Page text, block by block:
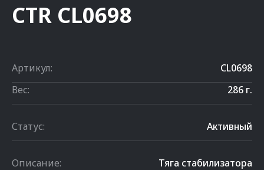
CTR CL0698
Артикул:
CL0698
Вес:
286 г.
Статус: Активный
Описание: Тяга стабилизатора